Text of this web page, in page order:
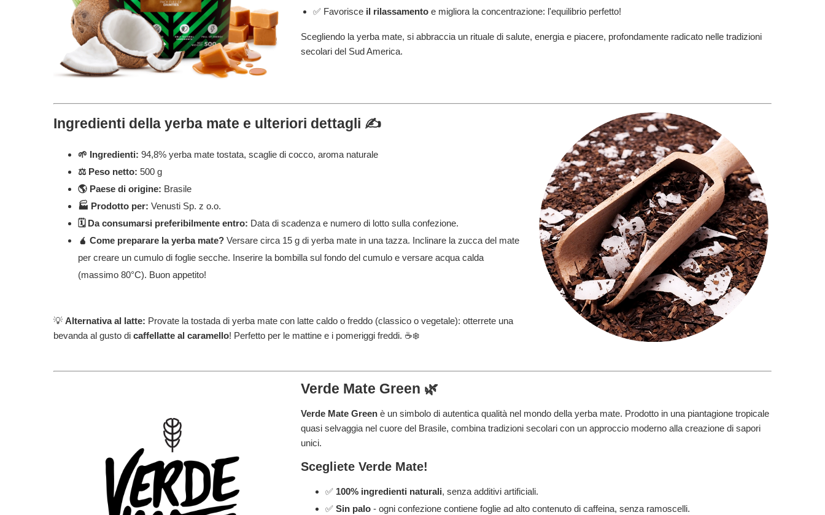
✅ Favorisce il rilassamento e migliora la concentrazione: l'equilibrio perfetto!
Scegliendo la yerba mate, si abbraccia un rituale di salute, energia e piacere, profondamente radicato nelle tradizioni
secolari del Sud America.
Ingredienti della yerba mate e ulteriori dettagli ✍️
🌱 Ingredienti: 94,8% yerba mate tostata, scaglie di cocco, aroma naturale
⚖️ Peso netto: 500 g
🌎 Paese di origine: Brasile
🏭 Prodotto per: Venusti Sp. z o.o.
🗓️ Da consumarsi preferibilmente entro: Data di scadenza e numero di lotto sulla confezione.
🧉 Come preparare la yerba mate? Versare circa 15 g di yerba mate in una tazza. Inclinare la zucca del mate
per creare un cumulo di foglie secche. Inserire la bombilla sul fondo del cumulo e versare acqua calda
(massimo 80°C). Buon appetito!
💡 Alternativa al latte: Provate la tostada di yerba mate con latte caldo o freddo (classico o vegetale): otterrete una
bevanda al gusto di caffellatte al caramello! Perfetto per le mattine e i pomeriggi freddi. ☕❄️
Verde Mate Green 🌿
Verde Mate Green è un simbolo di autentica qualità nel mondo della yerba mate. Prodotto in una piantagione tropicale
quasi selvaggia nel cuore del Brasile, combina tradizioni secolari con un approccio moderno alla creazione di sapori
unici.
Scegliete Verde Mate!
✅ 100% ingredienti naturali, senza additivi artificiali.
✅Sin palo - ogni confezione contiene foglie ad alto contenuto di caffeina, senza ramoscelli.